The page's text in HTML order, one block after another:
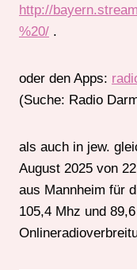
http://
%20/ .
oder den Apps:
(Suche: Radio
als auch in jew.
August 2025 von
aus Mannheim für
105,4 Mhz und